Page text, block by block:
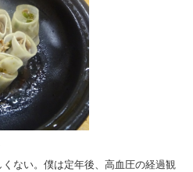
ない。僕は定年後、高血圧の経過観